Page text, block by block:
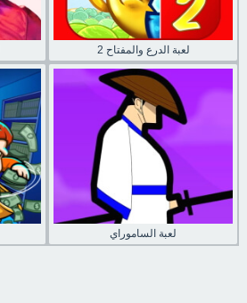
لعبة الدرع والمفتاح 2
لعبة الساموراي